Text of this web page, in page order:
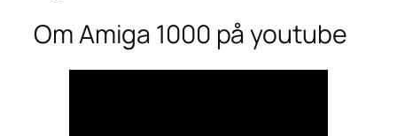
Om Amiga 1000 på youtube